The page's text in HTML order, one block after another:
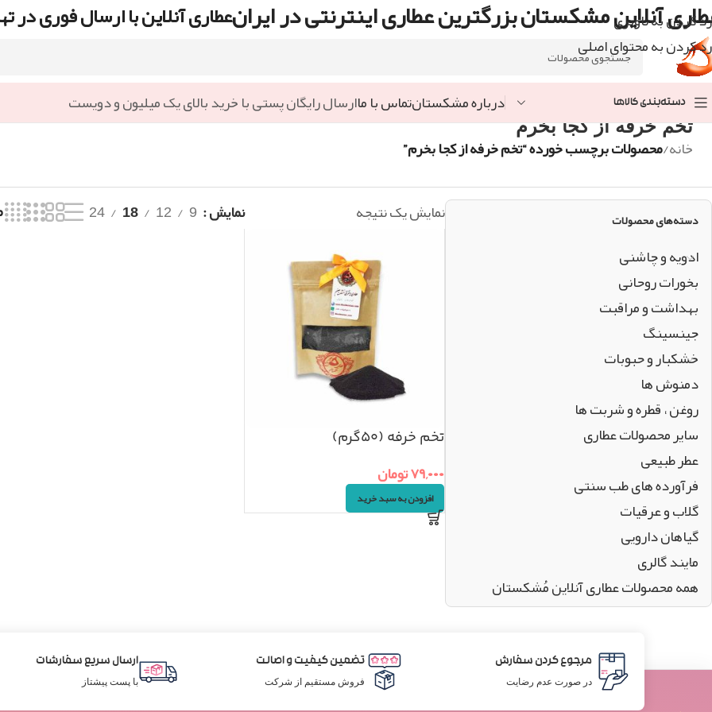
رد کردن به ناوبری
رد کردن به محتوای اصلی
آنلاین مشکستان بزرگترین عطاری اینترنتی در ایرانعطاری آنلاین با ارسال فوری در
دسته‌بندی کالاها درباره مشکستانتماس با ماارسال رایگان پستی با خرید بالای یک میلیون و دویست
تخم خرفه از کجا بخرم
خانه/محصولات برچسب خورده “تخم خرفه از کجا بخرم”
دسته‌های محصولات
ادویه و چاشنی
بخورات روحانی
بهداشت و مراقبت
جینسینگ
خشکبار و حبوبات
دمنوش ها
روغن ، قطره و شربت ها
سایر محصولات عطاری
عطر طبیعی
فرآورده های طب سنتی
گلاب و عرقیات
گیاهان دارویی
مایند گالری
همه محصولات عطاری آنلاین مُشکستان
نمایش یک نتیجه نمایش 9
12
18
24
تخم خرفه (۵۰گرم)
۷۹,۰۰۰تومان
افزودن به سبد خرید
مرجوع کردن سفارش
در صورت عدم رضایت
تضمین کیفیت و اصالت
فروش مستقیم از شرکت
ارسال سریع سفارشات
با پست پیشتاز